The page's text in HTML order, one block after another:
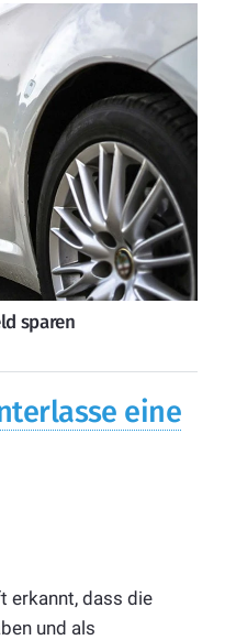
sparen
eine
erkannt, dass die
und als